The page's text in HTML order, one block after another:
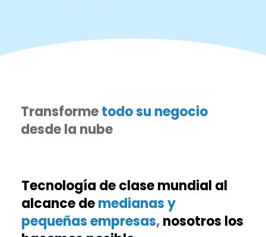
Transformetodo su negocio
desde la nube
Tecnología de clase mundial al
alcance demedianas y
pequeñas empresas,nosotros los